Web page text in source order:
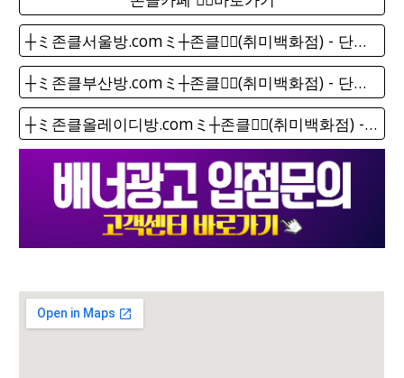
┼ミ존클서울방.comミ┼존클❤️‍🔥(취미백화점) - 단톡방
┼ミ존클부산방.comミ┼존클❤️‍🔥(취미백화점) - 단톡방
┼ミ존클올레이디방.comミ┼존클❤️‍🔥(취미백화점) - 단톡방